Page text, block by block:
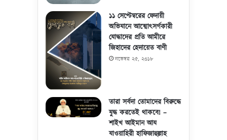
১১ সেপ্টেম্বরের ফেদায়ী
অভিযানে আত্মোৎসর্গকারী
যোদ্ধাদের প্রতি আমীরে
জিহাদের হেদায়েত বাণী
নভেম্বর ২৫, ২০১৮
তারা সর্বদা তোমাদের বিরুদ্ধে
যুদ্ধ করতেই থাকবে! –
শাইখ আইমান আয
যাওয়াহিরী হাফিজাহুল্লাহ